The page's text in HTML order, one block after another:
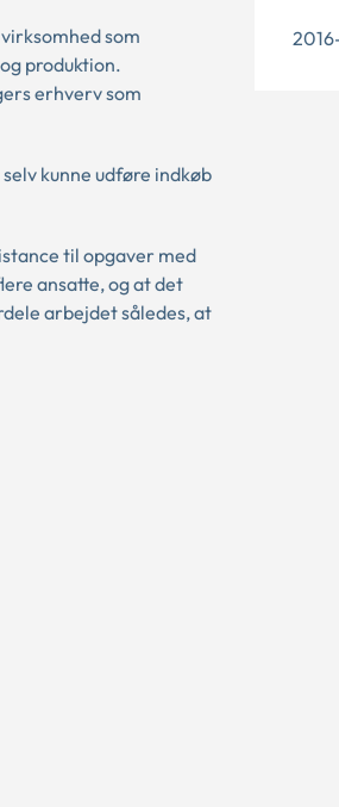
som
produktion.
erhverv som
kunne udføre indkøb
til opgaver med
ansatte, og at det
arbejdet således, at